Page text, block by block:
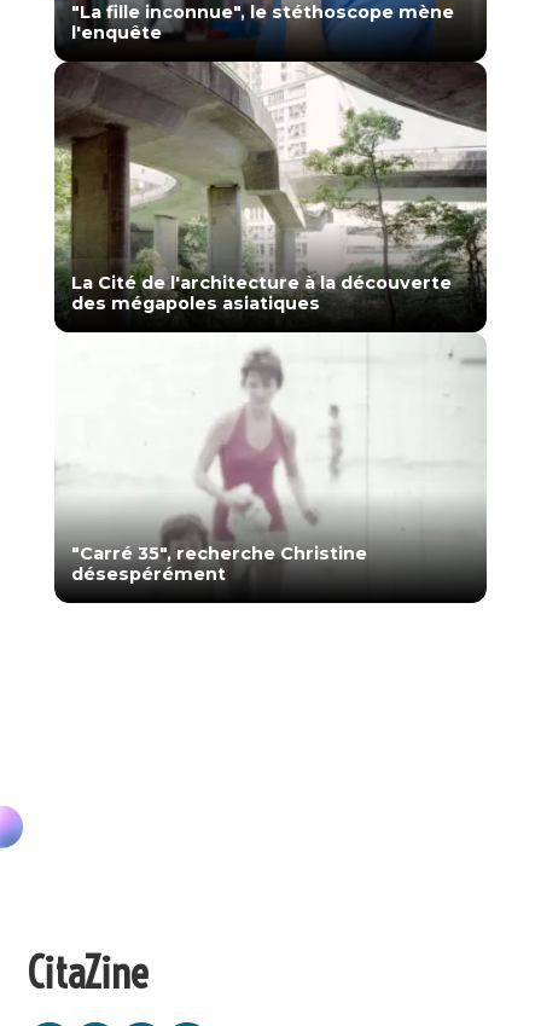
"La fille inconnue", le stéthoscope mène
l'enquête
La Cité de l'architecture à la découverte
des mégapoles asiatiques
"Carré 35", recherche Christine
désespérément
CitaZine